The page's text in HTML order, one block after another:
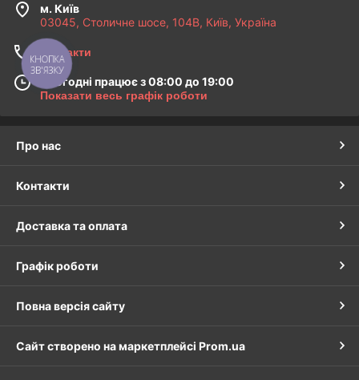
Наш інтернет магазин автозапчастин Toyota
здійснює відправку по всій території України
транспортною компанією «Нова Пошта», а
також можливий самовивіз у місті Одеса
м. Київ
03045, Столичне шосе, 104B, Київ, Україна
Контакти
Сьогодні працює з 08:00 до 19:00
Показати весь графік роботи
Про нас
Контакти
Доставка та оплата
Графік роботи
Повна версія сайту
Сайт створено на маркетплейсі Prom.ua
КНОПКА
ЗВ'ЯЗКУ